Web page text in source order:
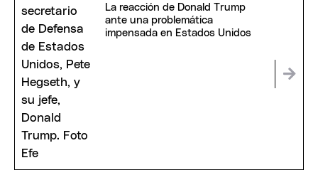
La reacción de Donald Trump
ante una problemática
impensada en Estados Unidos